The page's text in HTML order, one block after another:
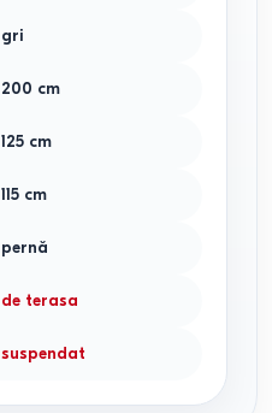
gri
200 cm
125cm
115cm
pernă
de terasa
suspendat